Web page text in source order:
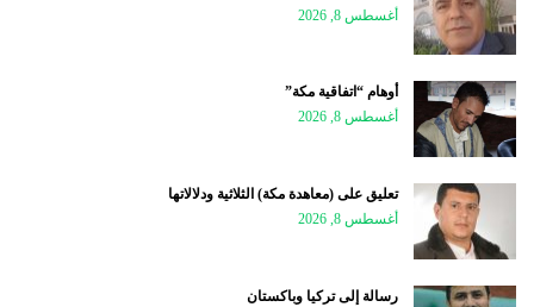
أغسطس 8, 2026
أوهام “اتفاقية مكة”
أغسطس 8, 2026
تعليق على (معاهدة مكة) الثلاثية ودلالاتها
أغسطس 8, 2026
رسالة إلى تركيا وباكستان